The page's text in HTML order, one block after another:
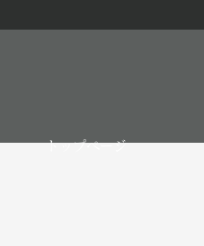
トップページ